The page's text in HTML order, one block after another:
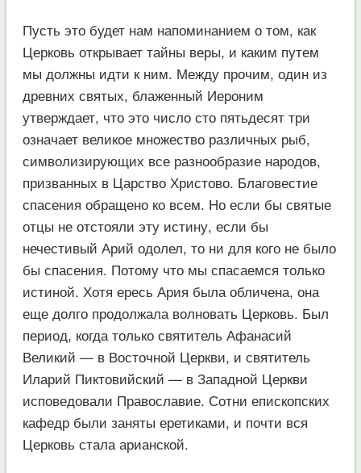
Пусть это будет нам напоминанием о том, как
Церковь открывает тайны веры, и каким путем
мы должны идти к ним. Между прочим, один из
древних святых, блаженный Иероним
утверждает, что это число сто пятьдесят три
означает великое множество различных рыб,
символизирующих все разнообразие народов,
призванных в Царство Христово. Благовестие
спасения обращено ко всем. Но если бы святые
отцы не отстояли эту истину, если бы
нечестивый Арий одолел, то ни для кого не было
бы спасения. Потому что мы спасаемся только
истиной. Хотя ересь Ария была обличена, она
еще долго продолжала волновать Церковь. Был
период, когда только святитель Афанасий
Великий — в Восточной Церкви, и святитель
Иларий Пиктовийский — в Западной Церкви
исповедовали Православие. Сотни епископских
кафедр были заняты еретиками, и почти вся
Церковь стала арианской.